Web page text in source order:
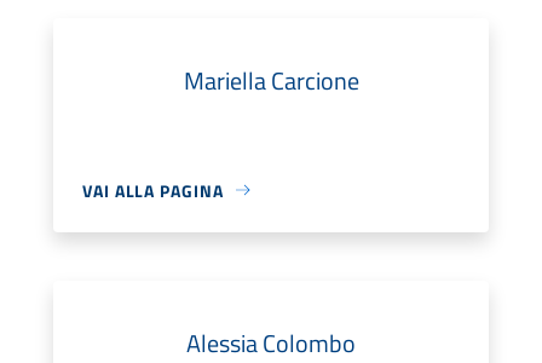
Mariella Carcione
VAI ALLA PAGINA
Alessia Colombo